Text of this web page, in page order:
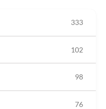
333
102
98
76